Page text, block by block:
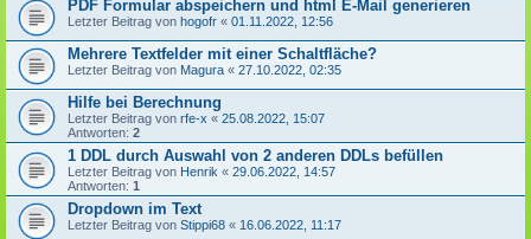
PDF Formular abspeichern und html E-Mail generieren
Letzter Beitrag von hogofr « 01.11.2022, 12:56
Mehrere Textfelder mit einer Schaltfläche?
Letzter Beitrag von Magura « 27.10.2022, 02:35
Hilfe bei Berechnung
Letzter Beitrag von rfe-x « 25.08.2022, 15:07
Antworten: 2
1 DDL durch Auswahl von 2 anderen DDLs befüllen
Letzter Beitrag von Henrik « 29.06.2022, 14:57
Antworten: 1
Dropdown im Text
Letzter Beitrag von Stippi68 « 16.06.2022, 11:17